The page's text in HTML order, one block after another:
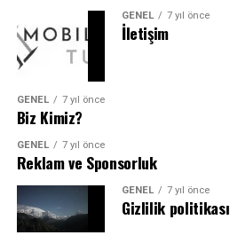
GENEL 7 yıl önce
İletişim
GENEL 7 yıl önce
Biz Kimiz?
GENEL 7 yıl önce
Reklam ve Sponsorluk
GENEL 7 yıl önce
Gizlilik politikası